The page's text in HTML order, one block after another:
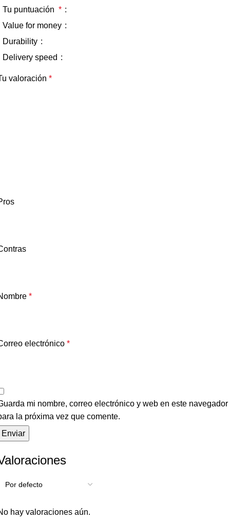
hay valoraciones aún.
Tu puntuación *
Value for money
Durability
Delivery speed
valoración *
*
electrónico *
mi nombre, correo electrónico y web en este navegador
la próxima vez que comente.